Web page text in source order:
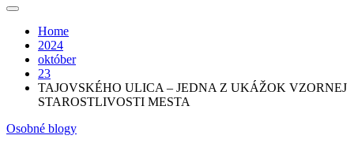
Home
2024
október
23
TAJOVSKÉHO ULICA – JEDNA Z UKÁŽOK VZORNEJ
STAROSTLIVOSTI MESTA
Osobné blogy